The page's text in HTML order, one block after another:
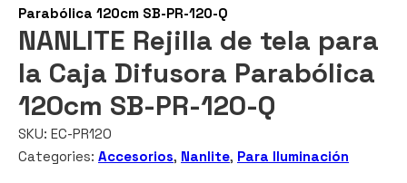
Parabólica 120cm SB-PR-120-Q
NANLITE Rejilla de tela para
la Caja Difusora Parabólica
120cm SB-PR-120-Q
SKU: EC-PR120
Categories: Accesorios, Nanlite, Para Iluminación